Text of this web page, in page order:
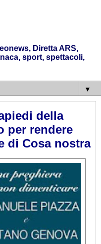
Diretta ARS,
sport, spettacoli,
▼
della
per rendere
di Cosa nostra